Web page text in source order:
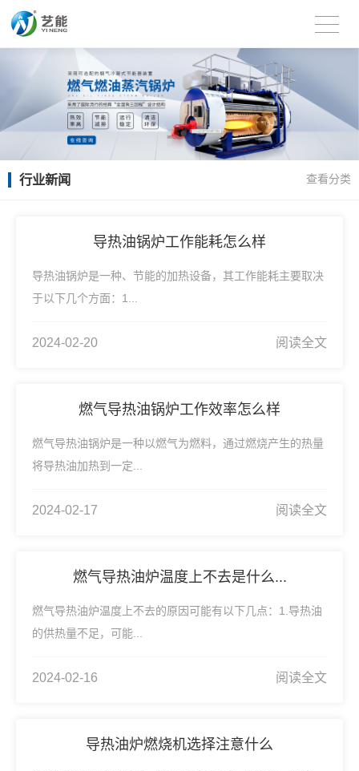
行业新闻 查看分类
导热油锅炉工作能耗怎么样
导热油锅炉是一种、节能的加热设备，其工作能耗主要取决
于以下几个方面：1...
2024-02-20 阅读全文
燃气导热油锅炉工作效率怎么样
燃气导热油锅炉是一种以燃气为燃料，通过燃烧产生的热量
将导热油加热到一定...
2024-02-17 阅读全文
燃气导热油炉温度上不去是什么...
燃气导热油炉温度上不去的原因可能有以下几点：1.导热油
的供热量不足，可能...
2024-02-16 阅读全文
导热油炉燃烧机选择注意什么